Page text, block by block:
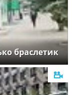
браслетик